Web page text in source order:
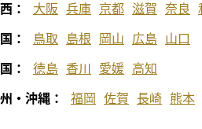
：
大阪 兵庫 京都 滋賀 奈良
：
鳥取 島根 岡山 広島 山口
：
徳島 香川 愛媛 高知
・沖縄：
福岡 佐賀 長崎 熊本